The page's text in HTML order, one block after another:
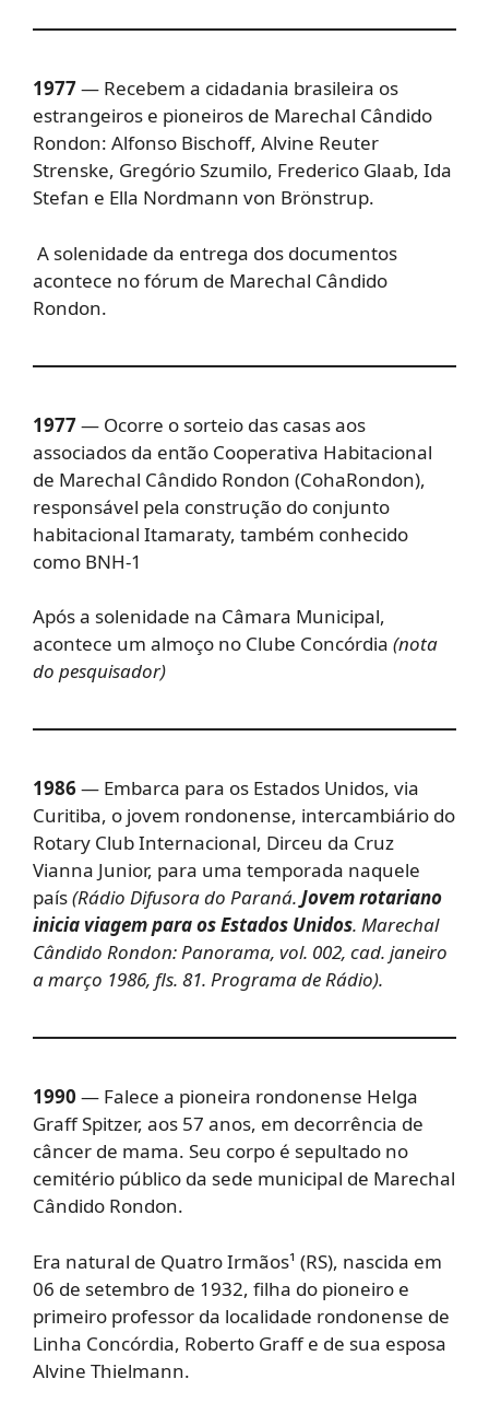
1977— Recebem a cidadania brasileira os
estrangeiros e pioneiros de Marechal Cândido
Rondon: Alfonso Bischoff, Alvine Reuter
Strenske, Gregório Szumilo, Frederico Glaab, Ida
Stefan e Ella Nordmann von Brönstrup.
A solenidade da entrega dos documentos
acontece no fórum de Marechal Cândido
Rondon.
1977— Ocorre o sorteio das casas aos
associados da então Cooperativa Habitacional
de Marechal Cândido Rondon (CohaRondon),
responsável pela construção do conjunto
habitacional Itamaraty, também conhecido
como BNH-1
Após a solenidade na Câmara Municipal,
acontece um almoço no Clube Concórdia (nota
do pesquisador)
1986— Embarca para os Estados Unidos, via
Curitiba, o jovem rondonense, intercambiário do
Rotary Club Internacional, Dirceu da Cruz
Vianna Junior, para uma temporada naquele
país(Rádio Difusora do Paraná. Jovem rotariano
inicia viagem para os Estados Unidos. Marechal
Cândido Rondon:Panorama, vol. 002, cad. janeiro
a março 1986, fls. 81. Programa de Rádio).
1990 — Falece a pioneira rondonense Helga
Graff Spitzer, aos 57 anos, em decorrência de
câncer de mama. Seu corpo é sepultado no
cemitério público da sede municipal de Marechal
Cândido Rondon.
Era natural de Quatro Irmãos¹ (RS), nascida em
06 de setembro de 1932, filha do pioneiro e
primeiro professor da localidade rondonense de
Linha Concórdia, Roberto Graff e de sua esposa
Alvine Thielmann.